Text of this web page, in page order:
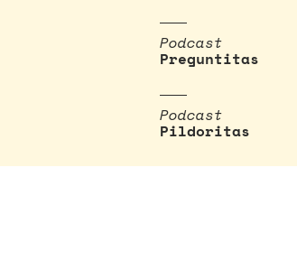
Podcast
Preguntitas
Podcast
Pildoritas